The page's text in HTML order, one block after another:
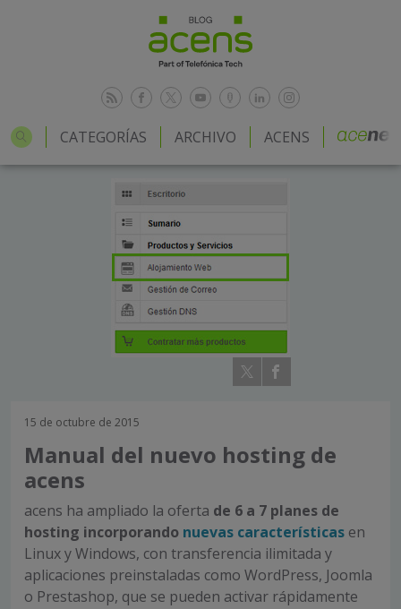
CATEGORÍAS ARCHIVO ACENS
15 de octubre de 2015
Manual del nuevo hosting de
acens
acens ha ampliado la oferta de 6 a 7 planes de
hosting incorporando nuevas características en
Linux y Windows, con transferencia ilimitada y
aplicaciones preinstaladas como WordPress, Joomla
o Prestashop, que se pueden activar rápidamente